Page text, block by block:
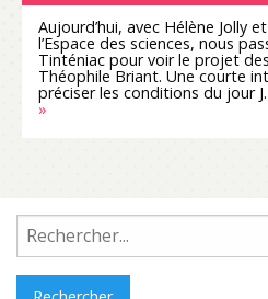
Aujourd’hui, avec Hélène Jolly
l’Espace des sciences, nous
Tinténiac pour voir le projet
Théophile Briant. Une courte
préciser les conditions du jour
»
Rechercher :